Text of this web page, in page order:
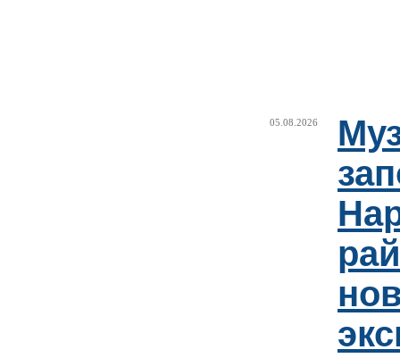
05.08.2026